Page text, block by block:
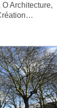
Architecture,